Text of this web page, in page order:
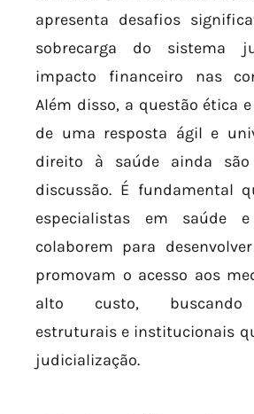
apresenta desafios
sobrecarga do sistema
impacto financeiro nas
Além disso, a questão ética
de uma resposta ágil e
direito à saúde ainda são
discussão. É fundamental
especialistas em saúde e
colaborem para
promovam o acesso aos
alto custo, buscando
estruturais e institucionais
judicialização.